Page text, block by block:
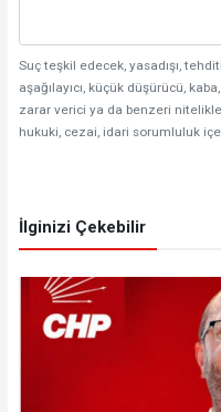
Suç teşkil edecek, yasadışı,
aşağılayıcı, küçük düşürücü,
zarar verici ya da benzeri
hukuki, cezai, idari sorumluluk
İlginizi Çekebilir